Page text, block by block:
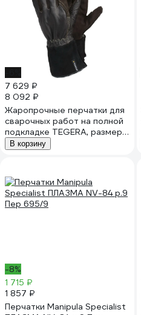
7 629 ₽
8 092 ₽
Жаропрочные перчатки для
сварочных работ на полной
подкладке TEGERA, размер
10 132a-10
В корзину
-8%
1 715 ₽
1 857 ₽
Перчатки Manipula Specialist